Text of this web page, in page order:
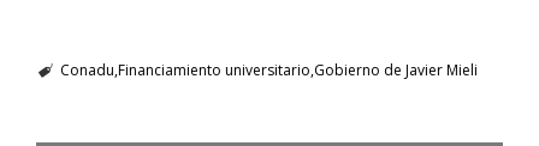
Conadu Financiamiento universitario Gobierno de Javier Mieli